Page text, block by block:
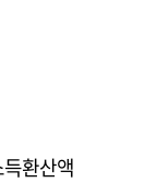
환산액